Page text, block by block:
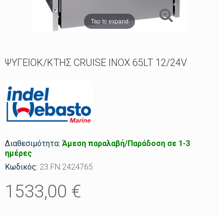
Tap to expand
ΨΥΓΕΙΟΚ/ΚΤΗΣ CRUISE ΙΝΟΧ 65LT 12/24V
Διαθεσιμότητα: Άμεση παραλαβή/Παράδοση σε 1-3
ημέρες
Κωδικός: 23.FΝ.2424765
1533,00 €